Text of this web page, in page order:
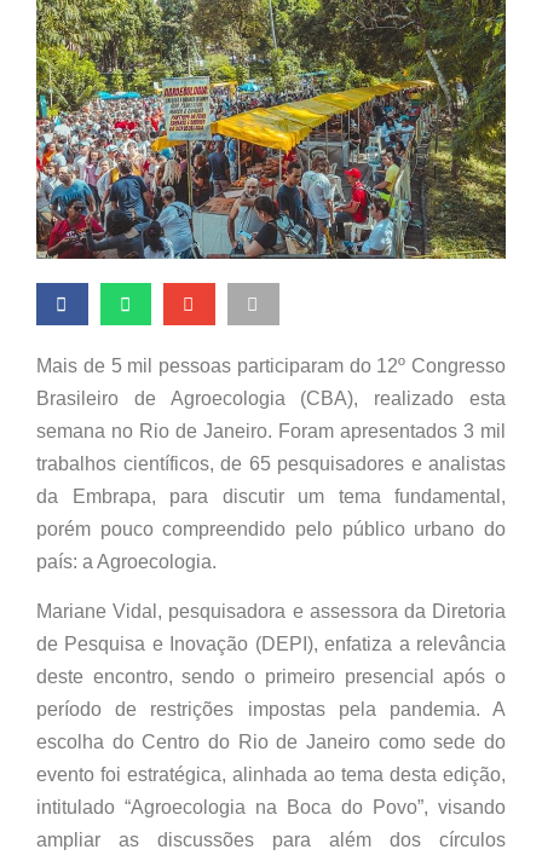
Mais de 5 mil pessoas participaram do 12º Congresso
Brasileiro de Agroecologia (CBA), realizado esta
semana no Rio de Janeiro. Foram apresentados 3 mil
trabalhos científicos, de 65 pesquisadores e analistas
da Embrapa, para discutir um tema fundamental,
porém pouco compreendido pelo público urbano do
país: a Agroecologia.
Mariane Vidal, pesquisadora e assessora da Diretoria
de Pesquisa e Inovação (DEPI), enfatiza a relevância
deste encontro, sendo o primeiro presencial após o
período de restrições impostas pela pandemia. A
escolha do Centro do Rio de Janeiro como sede do
evento foi estratégica, alinhada ao tema desta edição,
intitulado “Agroecologia na Boca do Povo”, visando
ampliar as discussões para além dos círculos